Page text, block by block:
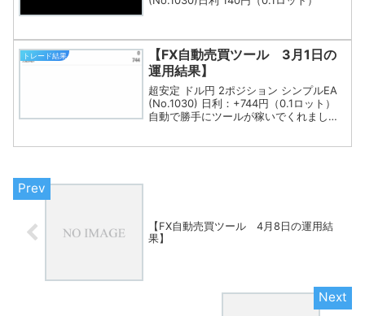
トレード結果
【FX自動売買ツール 3月1日の
運用結果】
超安定 ドル円 2ポジション シンプルEA
(No.1030) 日利：+744円（0.1ロット）
自動で勝手にツールが稼いでくれました
【FX自動売買ツール 4月8日の運用結
果】